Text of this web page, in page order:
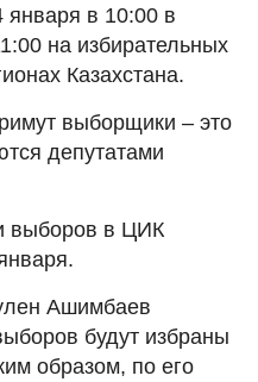
января в 10:00 в
на избирательных
Казахстана.
выборщики – это
депутатами
выборов в ЦИК
Ашимбаев
будут избраны
образом, по его